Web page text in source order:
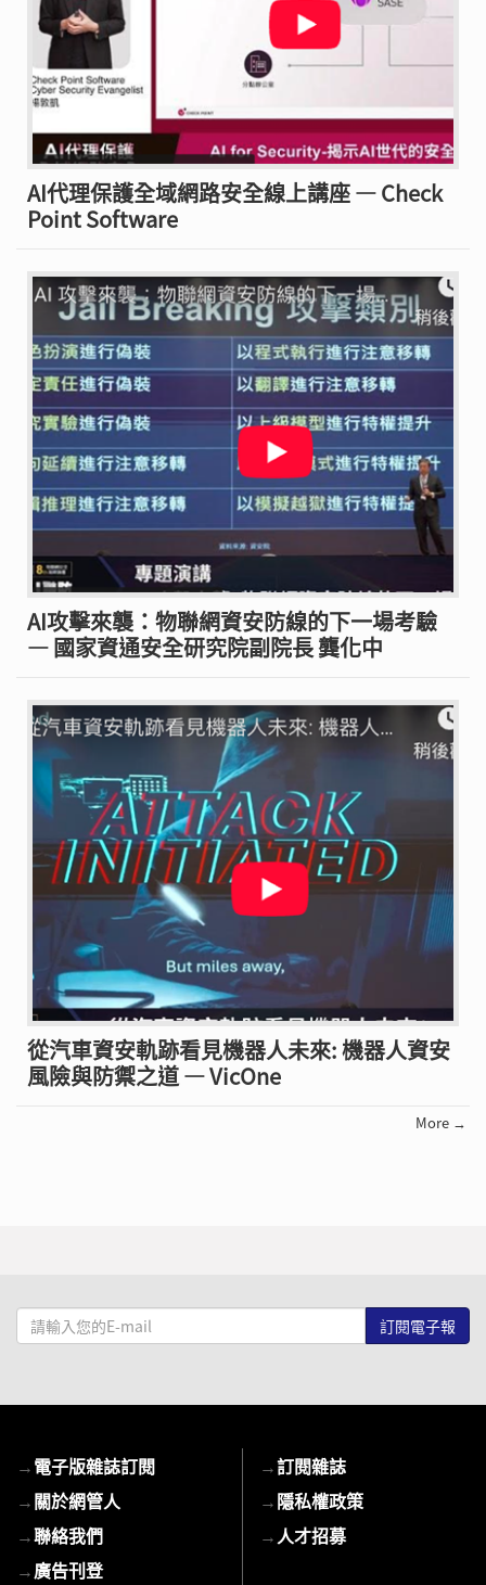
AI代理保護全域網路安全線上講座 — Check
Point Software
AI攻擊來襲：物聯網資安防線的下一場考驗
— 國家資通安全研究院副院長 龔化中
從汽車資安軌跡看見機器人未來: 機器人資安
風險與防禦之道 — VicOne
More →
請
輸
mail
→電子版雜誌訂閱
→關於網管人
→聯絡我們
→廣告刊登
→訂閱雜誌
→隱私權政策
→人才招募